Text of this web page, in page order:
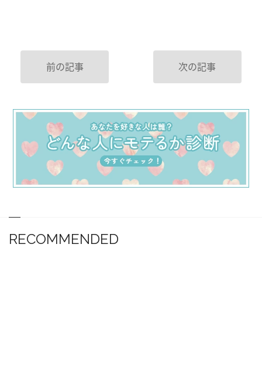
前の記事 次の記事
RECOMMENDED